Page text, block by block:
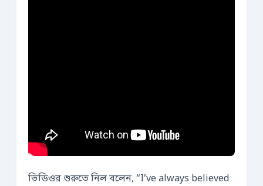
ভিডিওর শুরুতে নিল বলেন, “I’ve always believed